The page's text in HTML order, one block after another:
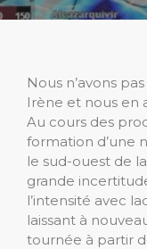
Nous n’avons
Irène et nous en
Au cours des
formation d’une
le sud-ouest de
grande
l’intensité avec
laissant à
tournée à partir